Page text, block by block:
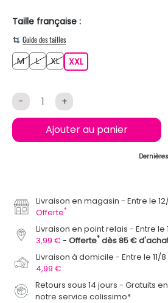
Taille française :
Guide des tailles
MM LL XLXL XXLXXL
- +
Ajouter au panier
Livraison en magasin
Entre le
Offerte*
Livraison en point relais
Entre le
3,99 €
Offerte* dès 85 €
Livraison à domicile
Entre le 11/
4,99 €
Retours sous 14 jours - Gratuits
notre service colissimo*